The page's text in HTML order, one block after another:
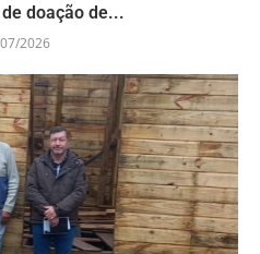
doação de...
2026